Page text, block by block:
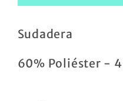
Sudadera
60% Poliéster -